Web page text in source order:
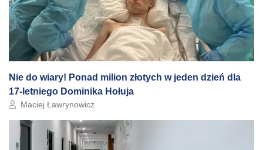
Nie do wiary! Ponad milion złotych w jeden dzień dla
17-letniego Dominika Hołuja
Autor artykułu:
Maciej Ławrynowicz